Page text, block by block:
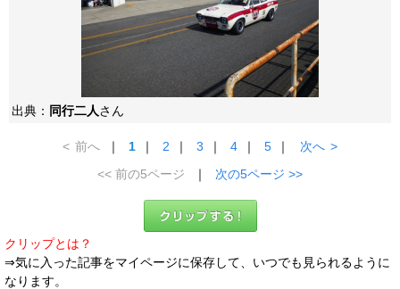
出典： 同行二人さん
< 前へ ｜ 1 ｜ 2 ｜ 3 ｜ 4 ｜ 5 ｜ 次へ >
<< 前の5ページ
｜ 次の5ページ >>
クリップとは？
⇒気に入った記事をマイページに保存して、いつでも見られるように
なります。